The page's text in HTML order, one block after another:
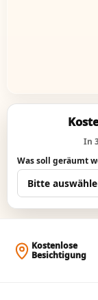
In
Was soll geräumt
Kostenlose
Besichtigung